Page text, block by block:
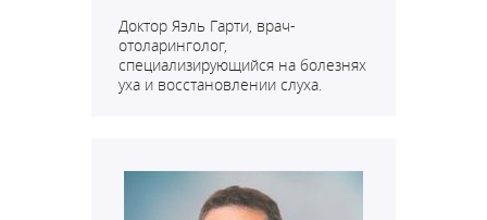
Доктор Яэль Гарти, врач-
отоларинголог,
специализирующийся на болезнях
уха и восстановлении слуха.